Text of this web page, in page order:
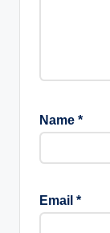
Name *
Email *